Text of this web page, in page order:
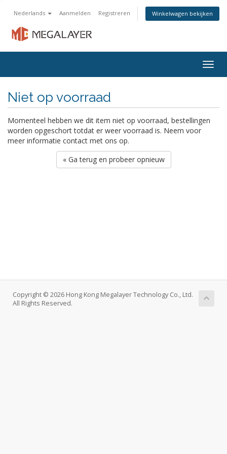
Nederlands Aanmelden Registreren Winkelwagen bekijken
Niet op voorraad
Momenteel hebben we dit item niet op voorraad, bestellingen
worden opgeschort totdat er weer voorraad is. Neem voor
meer informatie contact met ons op.
« Ga terug en probeer opnieuw
Copyright © 2026 Hong Kong Megalayer Technology Co., Ltd.
All Rights Reserved.